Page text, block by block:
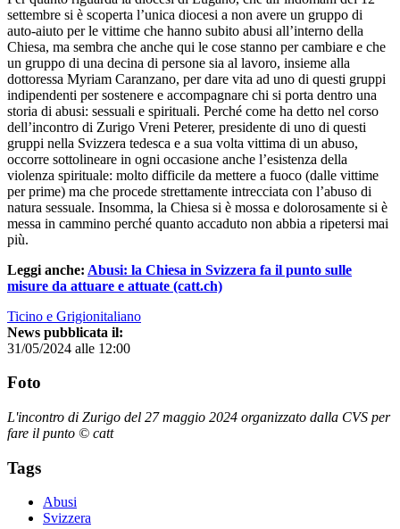
settembre si è scoperta l’unica diocesi a non avere un gruppo di
auto-aiuto per le vittime che hanno subito abusi all’interno della
Chiesa, ma sembra che anche qui le cose stanno per cambiare e che
un gruppo di una decina di persone sia al lavoro, insieme alla
dottoressa Myriam Caranzano, per dare vita ad uno di questi gruppi
indipendenti per sostenere e accompagnare chi si porta dentro una
storia di abusi: sessuali e spirituali. Perché come ha detto nel corso
dell’incontro di Zurigo Vreni Peterer, presidente di uno di questi
gruppi nella Svizzera tedesca e a sua volta vittima di un abuso,
occorre sottolineare in ogni occasione anche l’esistenza della
violenza spirituale: molto difficile da mettere a fuoco (dalle vittime
per prime) ma che procede strettamente intrecciata con l’abuso di
natura sessuale. Insomma, la Chiesa si è mossa e dolorosamente si è
messa in cammino perché quanto accaduto non abbia a ripetersi mai
più.
Leggi anche: Abusi: la Chiesa in Svizzera fa il punto sulle
misure da attuare e attuate (catt.ch)
Ticino e Grigionitaliano
News pubblicata il:
31/05/2024 alle 12:00
Foto
L'incontro di Zurigo del 27 maggio 2024 organizzato dalla CVS per
fare il punto © catt
Tags
Abusi
Svizzera